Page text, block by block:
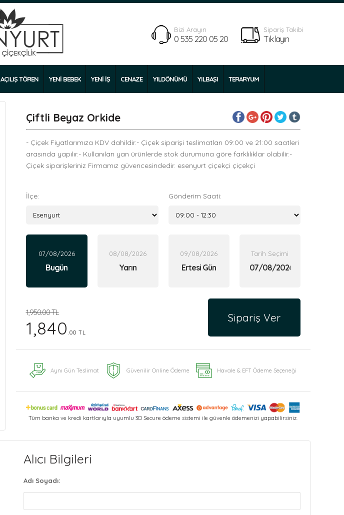
Bizi Arayın
0 535 220 05 20
Sipariş Takibi
Tıklayın
AÇILIŞ TÖREN YENİ BEBEK YENİ İŞ CENAZE YILDÖNÜMÜ YILBAŞI TERARYUM
Çiftli Beyaz Orkide
- Çiçek Fiyatlarımıza KDV dahildir.- Çiçek siparişi teslimatları 09:00 ve 21:00 saatleri
arasında yapılır.- Kullanılan yan ürünlerde stok durumuna göre farklılıklar olabilir.-
Çiçek siparişleriniz Firmamız güvencesindedir. esenyurt çiçekçi çiçekçi
İlçe: Gönderim Saati:
07/08/2026
Bugün
08/08/2026
Yarın
09/08/2026
Ertesi Gün
Tarih Seçimi
1,950.00 TL
1,840 .00 TL
Sipariş Ver
Aynı Gün Teslimat Güvenilir Online Ödeme Havale & EFT Ödeme Seçeneği
Tüm banka ve kredi kartlarıyla uyumlu 3D Secure ödeme sistemi ile güvenle ödemenizi yapabilirsiniz.
Alıcı Bilgileri
Adı Soyadı: